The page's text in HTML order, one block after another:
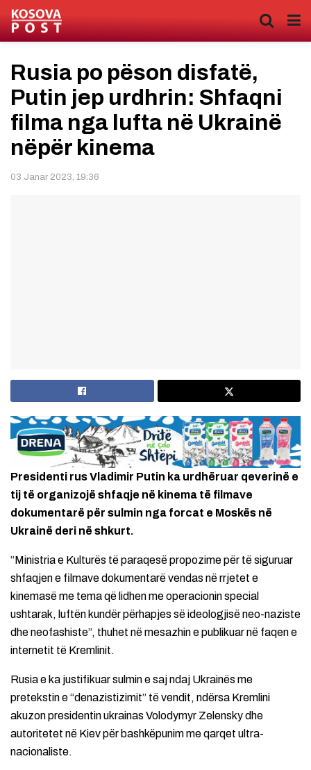
Rusia po pëson disfatë,
Putin jep urdhrin: Shfaqni
filma nga lufta në Ukrainë
nëpër kinema
03 Janar 2023, 19:36
Presidenti rus Vladimir Putin ka urdhëruar qeverinë e
tij të organizojë shfaqje në kinema të filmave
dokumentarë për sulmin nga forcat e Moskës në
Ukrainë deri në shkurt.
“Ministria e Kulturës të paraqesë propozime për të siguruar
shfaqjen e filmave dokumentarë vendas në rrjetet e
kinemasë me tema që lidhen me operacionin special
ushtarak, luftën kundër përhapjes së ideologjisë neo-naziste
dhe neofashiste”, thuhet në mesazhin e publikuar në faqen e
internetit të Kremlinit.
Rusia e ka justifikuar sulmin e saj ndaj Ukrainës me
pretekstin e “denazistizimit” të vendit, ndërsa Kremlini
akuzon presidentin ukrainas Volodymyr Zelensky dhe
autoritetet në Kiev për bashkëpunim me qarqet ultra-
nacionaliste.